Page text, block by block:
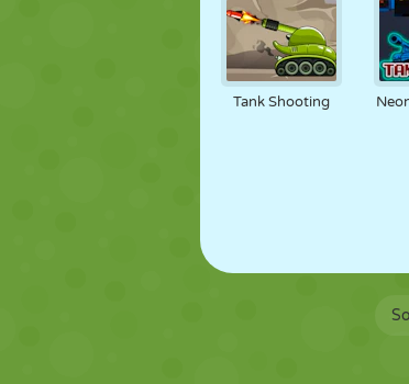
ESTRATEGIA ACROBACIAS
Tank Shooting